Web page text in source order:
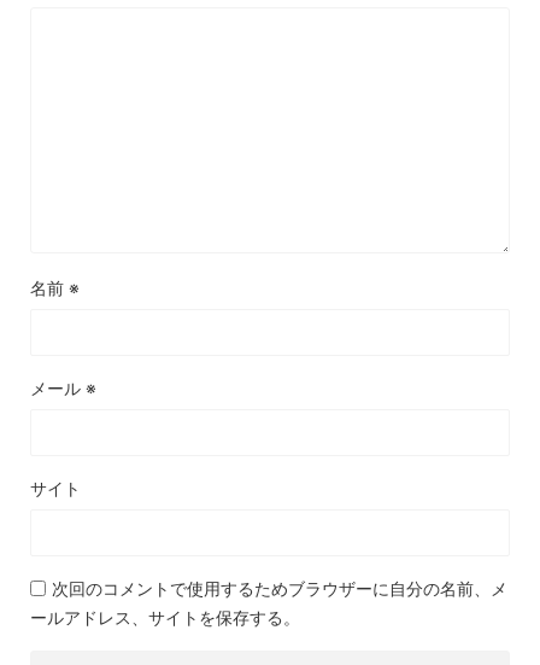
名前 ※
メール ※
サイト
次回のコメントで使用するためブラウザーに自分の名前、メ
ールアドレス、サイトを保存する。